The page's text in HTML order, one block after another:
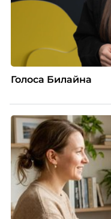
Голоса Билайна